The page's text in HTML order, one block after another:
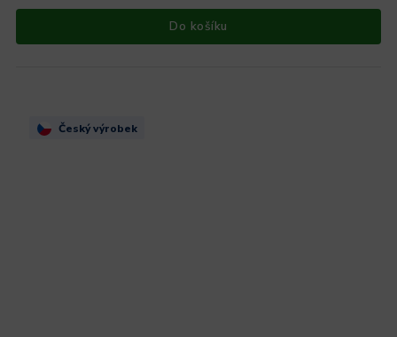
Do košíku
Český výrobek